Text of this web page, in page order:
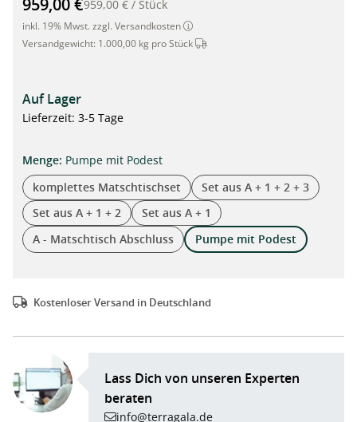
959,00 €959,00 € / Stück
inkl. 19% Mwst. zzgl. Versandkosten
Versandgewicht: 1.000,00 kg pro Stück Dieser Artikel wird per Spedition
Auf Lager
Lieferzeit: 3-5 Tage
Mengeauswählen
: Pumpe mit Podest
komplettes Matschtischset
Set aus A + 1 + 2 + 3
Set aus A + 1 + 2
Set aus A + 1
A - Matschtisch Abschluss
Pumpe mit Podest
Kostenloser Versand in Deutschland
Lass Dich von unseren Experten
beraten
info@terragala.de